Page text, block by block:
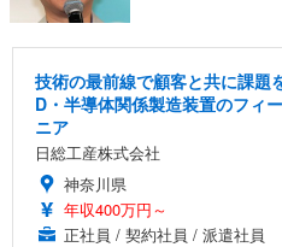
技術の最前線で顧客と共に課題
D・半導体関係製造装置のフィ
ニア
日総工産株式会社
神奈川県
年収400万円～
正社員 / 契約社員 / 派遣社員